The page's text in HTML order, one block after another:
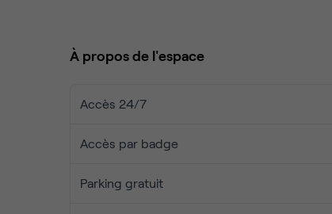
🔹Salles de réunion disponibles
💼Solution clé en main
, sans bail
📍 Accès rapide Orléans Est –
À propos de l'espace
Accès 24/7
Accès par badge
Parking gratuit